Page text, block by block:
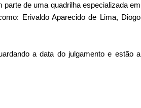
de uma quadrilha especializada em
Erivaldo Aparecido de Lima, Diogo
a data do julgamento e estão a